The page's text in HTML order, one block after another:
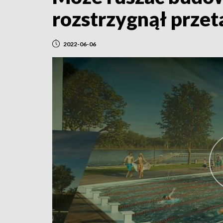
rozstrzygnął
2022-06-06